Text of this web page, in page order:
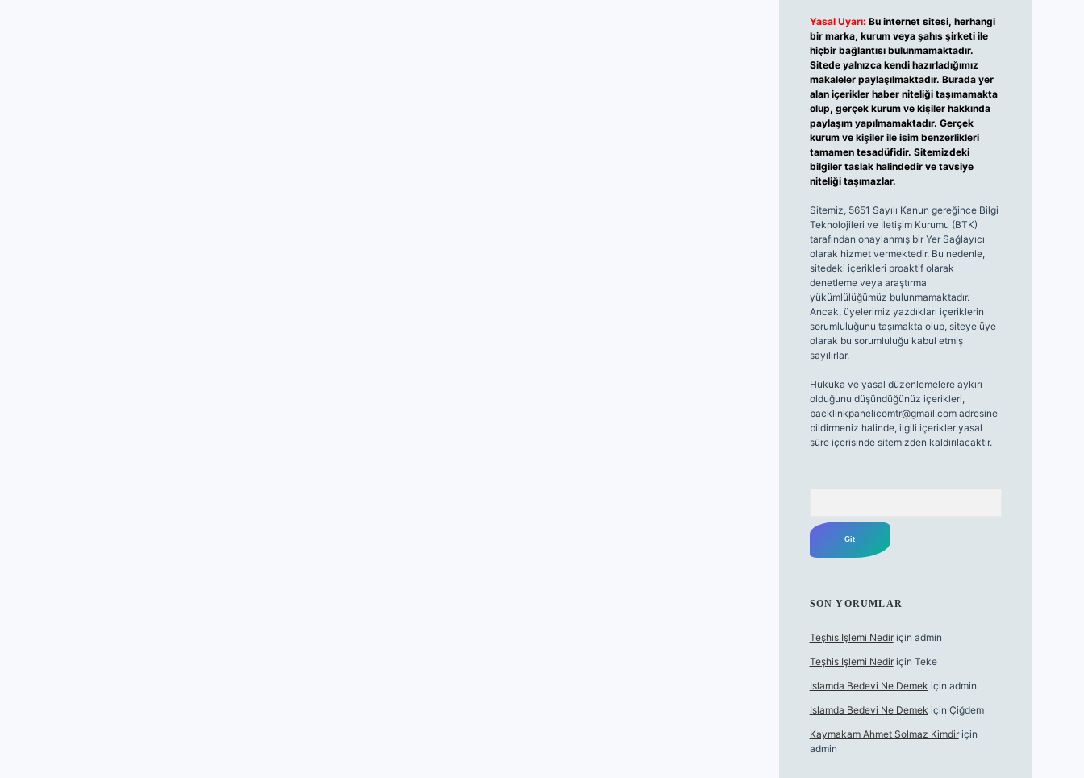
Yasal Uyarı: Bu internet sitesi, herhangi
bir marka, kurum veya şahıs şirketi ile
hiçbir bağlantısı bulunmamaktadır.
Sitede yalnızca kendi hazırladığımız
makaleler paylaşılmaktadır. Burada yer
alan içerikler haber niteliği taşımamakta
olup, gerçek kurum ve kişiler hakkında
paylaşım yapılmamaktadır. Gerçek
kurum ve kişiler ile isim benzerlikleri
tamamen tesadüfidir. Sitemizdeki
bilgiler taslak halindedir ve tavsiye
niteliği taşımazlar.
Sitemiz, 5651 Sayılı Kanun gereğince Bilgi
Teknolojileri ve İletişim Kurumu (BTK)
tarafından onaylanmış bir Yer Sağlayıcı
olarak hizmet vermektedir. Bu nedenle,
sitedeki içerikleri proaktif olarak
denetleme veya araştırma
yükümlülüğümüz bulunmamaktadır.
Ancak, üyelerimiz yazdıkları içeriklerin
sorumluluğunu taşımakta olup, siteye üye
olarak bu sorumluluğu kabul etmiş
sayılırlar.
Hukuka ve yasal düzenlemelere aykırı
olduğunu düşündüğünüz içerikleri,
backlinkpanelicomtr@gmail.comadresine
bildirmeniz halinde, ilgili içerikler yasal
süre içerisinde sitemizden kaldırılacaktır.
SON YORUMLAR
Teşhis Işlemi Nediriçin admin
Teşhis Işlemi Nediriçin Teke
Islamda Bedevi Ne Demek için admin
Islamda Bedevi Ne Demek için Çiğdem
Kaymakam Ahmet Solmaz Kimdiriçin
admin